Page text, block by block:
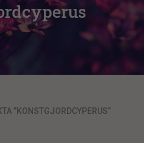
”KONSTGJORDCYPERUS”